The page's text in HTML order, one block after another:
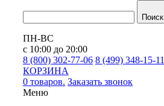
Поиск
ПН-ВС
с 10:00 до 20:00
8 (800) 302-77-06 8 (499) 348-15-11
КОРЗИНА
0 товаров. Заказать звонок
Меню